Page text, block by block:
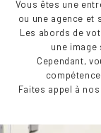
Vous êtes une
ou une agence et
Les abords de
une
Cependant,
Faites appel à